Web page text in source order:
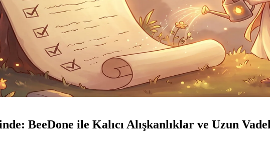
BeeDone ile Kalıcı Alışkanlıklar ve Uzun